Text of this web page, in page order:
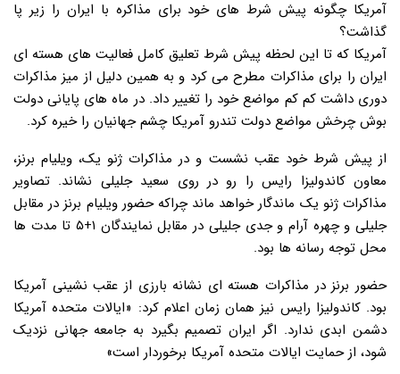
آمریکا چگونه پیش شرط های خود برای مذاکره با ایران را زیر پا
گذاشت؟
آمریکا که تا این لحظه پیش شرط تعلیق کامل فعالیت های هسته ای
ایران را برای مذاکرات مطرح می کرد و به همین دلیل از میز مذاکرات
دوری داشت کم کم مواضع خود را تغییر داد. در ماه های پایانی دولت
بوش چرخش مواضع دولت تندرو آمریکا چشم جهانیان را خیره کرد.
از پیش شرط خود عقب نشست و در مذاکرات ژنو یک، ویلیام برنز،
معاون کاندولیزا رایس را رو در روی سعید جلیلی نشاند. تصاویر
مذاکرات ژنو یک ماندگار خواهد ماند چراکه حضور ویلیام برنز در مقابل
جلیلی و چهره آرام و جدی جلیلی در مقابل نمایندگان ۱+۵ تا مدت ها
محل توجه رسانه ها بود.
حضور برنز در مذاکرات هسته ای نشانه بارزی از عقب نشینی آمریکا
بود. کاندولیزا رایس نیز همان زمان اعلام کرد: «ایالات متحده آمریکا
دشمن ابدی ندارد. اگر ایران تصمیم بگیرد به جامعه جهانی نزدیک
شود، از حمایت ایالات متحده آمریکا برخوردار است»